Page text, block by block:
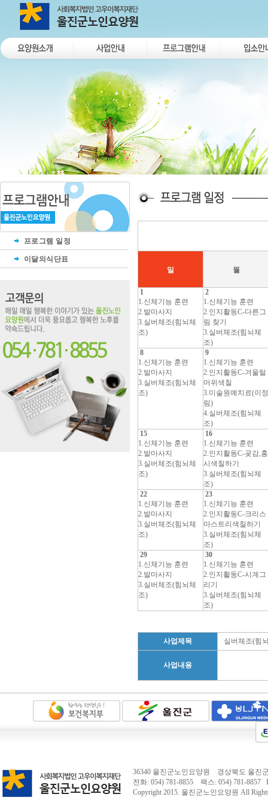
프로그램 일정
이달의식단표
일
월
1
1.신체기능 훈련
2.발마사지
3.실버체조(힘뇌체
조)
2
1.신체기능 훈련
2.인지활동C-다른그
림 찾기
3.실버체조(힘뇌체
조)
8
1.신체기능 훈련
2.발마사지
3.실버체조(힘뇌체
조)
9
1.신체기능 훈련
2.인지활동C-겨울털
머위색칠
3.미술원예치료(이정
림)
4.실버체조(힘뇌체
조)
15
1.신체기능 훈련
2.발마사지
3.실버체조(힘뇌체
조)
16
1.신체기능 훈련
2.인지활동C-곶감,홍
시색칠하기
3.실버체조(힘뇌체
조)
22
1.신체기능 훈련
2.발마사지
3.실버체조(힘뇌체
조)
23
1.신체기능 훈련
2.인지활동C-크리스
마스트리색칠하기
3.실버체조(힘뇌체
조)
29
1.신체기능 훈련
2.발마사지
3.실버체조(힘뇌체
조)
30
1.신체기능 훈련
2.인지활동C-시계그
리기
3.실버체조(힘뇌체
조)
사업제목 실버체조(힘
사업내용
36340 울진군노인요양원 경상북도 울진
전화: 054) 781-8855 팩스: 054) 781-8857
Copyright 2015. 울진군노인요양원 All